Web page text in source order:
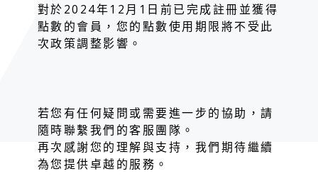
對於2024年12月1日前已完成註冊並獲得
點數的會員，您的點數使用期限將不受此
次政策調整影響。
若您有任何疑問或需要進一步的協助，請
隨時聯繫我們的客服團隊。
再次感謝您的理解與支持，我們期待繼續
為您提供卓越的服務。